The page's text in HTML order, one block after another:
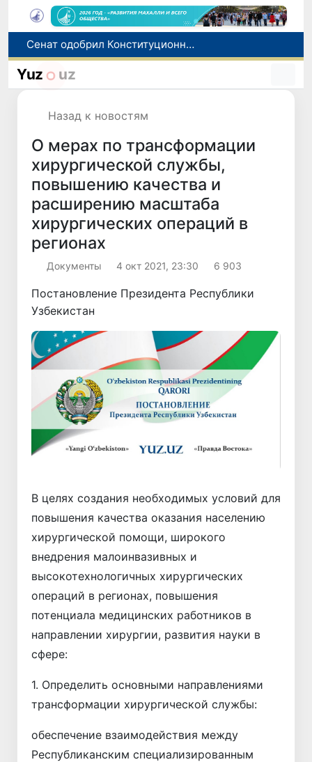
В Ташкенте задержали подозреваемых в распространении крупной партии наркотиков
В Узбекистане упростят назначение пенсий по инвалидности
Yuz uz
Назад к новостям
О мерах по трансформации
хирургической службы,
повышению качества и
расширению масштаба
хирургических операций в
регионах
Документы 4 окт 2021, 23:30 6 903
Постановление Президента Республики
Узбекистан
В целях создания необходимых условий для
повышения качества оказания населению
хирургической помощи, широкого
внедрения малоинвазивных и
высокотехнологичных хирургических
операций в регионах, повышения
потенциала медицинских работников в
направлении хирургии, развития науки в
сфере:
1. Определить основными направлениями
трансформации хирургической службы:
обеспечение взаимодействия между
Республиканским специализированным